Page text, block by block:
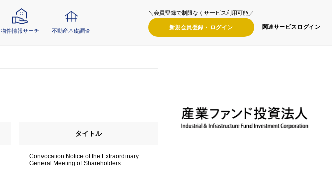
物件情報サーチ 不動産基礎調査
＼会員登録で制限なくサービス利用可能／
新規会員登録・ ログイン 関連サービス ログイン
タイトル
Convocation Notice of the Extraordinary
General Meeting of Shareholders